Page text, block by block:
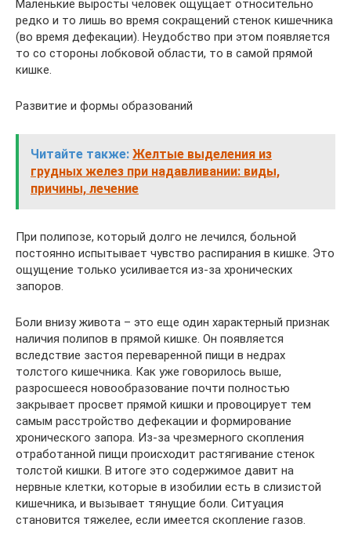
Маленькие выросты человек ощущает относительно
редко и то лишь во время сокращений стенок кишечника
(во время дефекации). Неудобство при этом появляется
то со стороны лобковой области, то в самой прямой
кишке.
Развитие и формы образований
Читайте также: Желтые выделения из
грудных желез при надавливании: виды,
причины, лечение
При полипозе, который долго не лечился, больной
постоянно испытывает чувство распирания в кишке. Это
ощущение только усиливается из-за хронических
запоров.
Боли внизу живота – это еще один характерный признак
наличия полипов в прямой кишке. Он появляется
вследствие застоя переваренной пищи в недрах
толстого кишечника. Как уже говорилось выше,
разросшееся новообразование почти полностью
закрывает просвет прямой кишки и провоцирует тем
самым расстройство дефекации и формирование
хронического запора. Из-за чрезмерного скопления
отработанной пищи происходит растягивание стенок
толстой кишки. В итоге это содержимое давит на
нервные клетки, которые в изобилии есть в слизистой
кишечника, и вызывает тянущие боли. Ситуация
становится тяжелее, если имеется скопление газов.